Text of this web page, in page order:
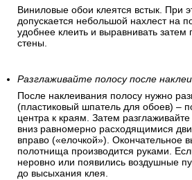
Виниловые обои клеятся встык. При
допускается небольшой нахлест на
удобнее клеить и выравнивать затем
стены.
Разглаживайте полосу после
После наклеивания полосу нужно
(пластиковый шпатель для обоев) –
центра к краям. Затем
вниз равномерно расходящимися
вправо («елочкой»). Окончательное
полотнища производится руками.
неровно или появились воздушные
до высыхания клея.